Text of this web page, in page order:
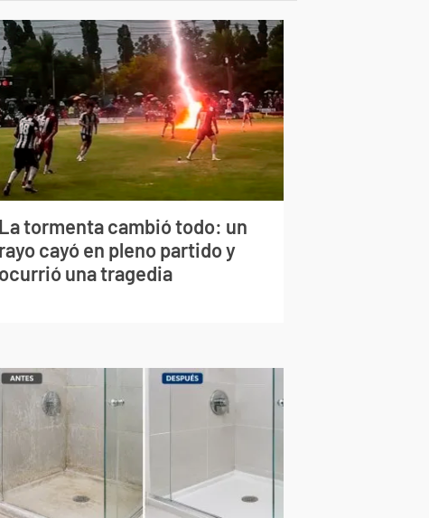
La tormenta cambió todo: un
rayo cayó en pleno partido y
ocurrió una tragedia